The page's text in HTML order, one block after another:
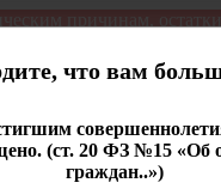
причинам,
Дистанционная
что вам
(ст. 20 ФЗ №15 «Об
граждан..»)